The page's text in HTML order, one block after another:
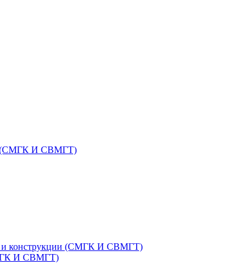
(СМГК И СВМГТ)
и конструкции (СМГК И СВМГТ)
И СВМГТ)